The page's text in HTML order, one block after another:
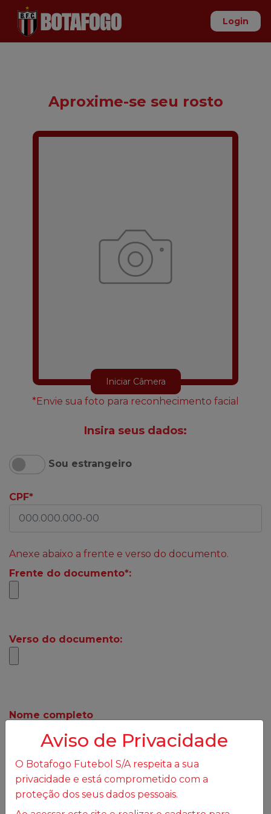
Login
Aproxime-se seu rosto
Iniciar Câmera
*Envie sua foto para reconhecimento facial
Insira seus dados:
Sou estrangeiro
CPF*
Anexe abaixo a frente e verso do documento.
Frente do documento*:
Verso do documento:
Nome completo
Digite seu E-mail
Aviso de Privacidade
O Botafogo Futebol S/A respeita a sua
privacidade e está comprometido com a
proteção dos seus dados pessoais.